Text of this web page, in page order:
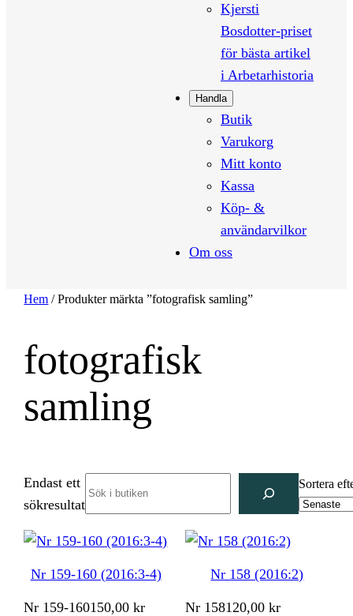
Kjersti
Bosdotter-priset
för bästa artikel
i Arbetarhistoria
Handla
Butik
Varukorg
Mitt konto
Kassa
Köp- &
användarvilkor
Om oss
Hem / Produkter märkta ”fotografisk samling”
fotografisk
samling
Endast ett
sökresultat
Sortera
Nr 159-160 (2016:3-4)
Nr 159-160150,00kr
Nr 158 (2016:2)
Nr 158120,00kr